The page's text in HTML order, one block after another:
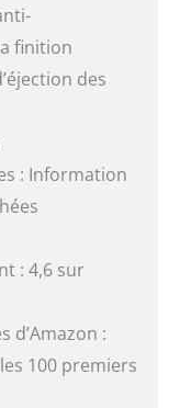
finition
des
: Information
: 4,6 sur
d’Amazon :
100 premiers